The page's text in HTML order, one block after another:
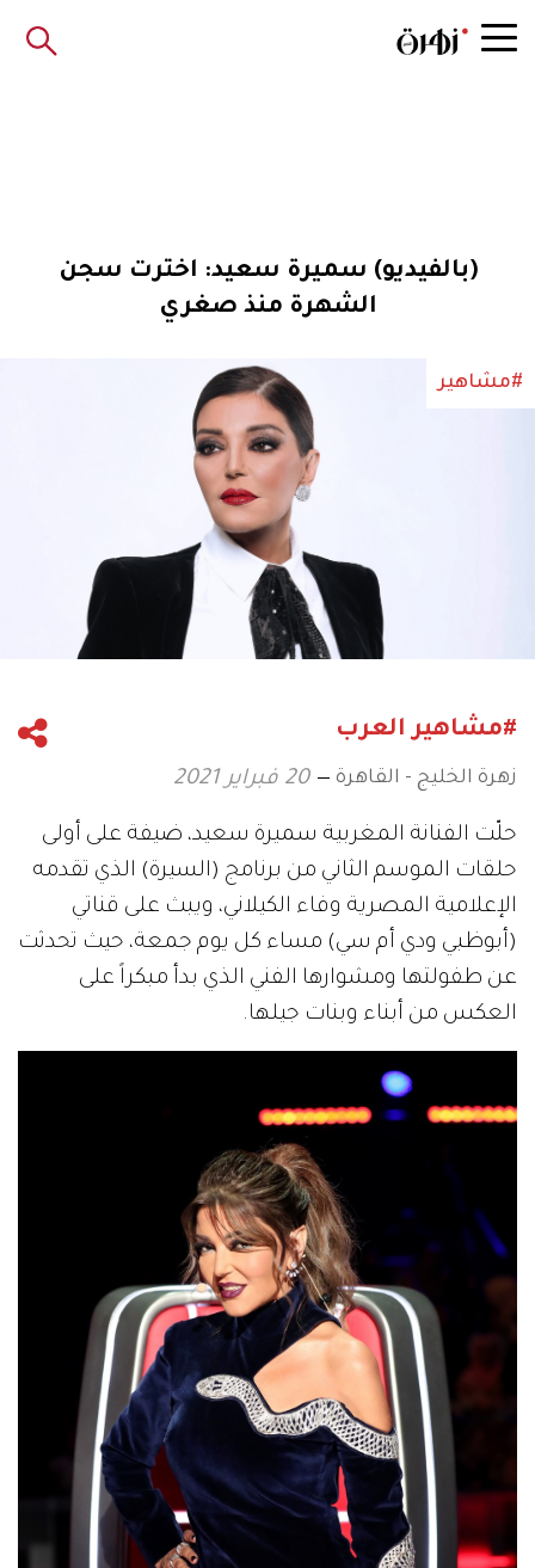
(بالفيديو) سميرة سعيد: اخترت سجن
الشهرة منذ صغري
#مشاهير
#مشاهير العرب
زهرة الخليج - القاهرة 20 فبراير 2021
حلّت الفنانة المغربية سميرة سعيد، ضيفة على أولى
حلقات الموسم الثاني من برنامج (السيرة) الذي تقدمه
الإعلامية المصرية وفاء الكيلاني، ويبث على قناتي
(أبوظبي ودي أم سي) مساء كل يوم جمعة، حيث تحدثت
عن طفولتها ومشوارها الفني الذي بدأ مبكراً على
العكس من أبناء وبنات جيلها.